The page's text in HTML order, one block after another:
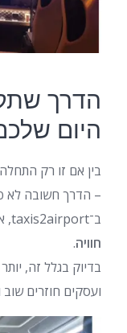
הדרך
היום
בין אם זו רק
– הדרך חשובה לא
ב־taxis2airport, אתם לא בוחרים רק רכב – אתם בוחרים
חוויה.
בדיוק בגלל זה,
ועסקים חוזרים שוב